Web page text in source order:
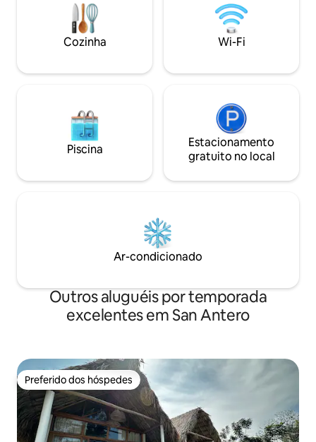
dia. Compras de mercado R$ 50.000
Babá US$ 80.000 por dia Mais em
@mardemontanas_living
crianças e
perto do mar.
por suas praias
seguras.
Cozinha Wi-Fi
Piscina
Estacionamento
gratuito no local
Ar-condicionado
Outros aluguéis por temporada
excelentes em San Antero
Preferido dos hóspedes
Preferido dos hóspedes